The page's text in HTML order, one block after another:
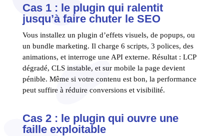
Cas 1 : le plugin qui ralentit
jusqu’à faire chuter le SEO
Vous installez un plugin d’effets visuels, de popups, ou
un bundle marketing. Il charge 6 scripts, 3 polices, des
animations, et interroge une API externe. Résultat : LCP
dégradé, CLS instable, et sur mobile la page devient
pénible. Même si votre contenu est bon, la performance
peut suffire à réduire conversions et visibilité.
Cas 2 : le plugin qui ouvre une
faille exploitable